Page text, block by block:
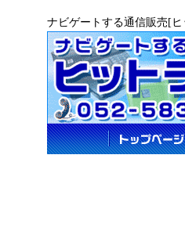
ナビゲートする通信販売[ヒ